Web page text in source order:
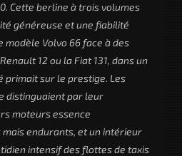
Cette berline à trois volumes
généreuse et une fiabilité
Volvo 66 face à des
12 ou la Fiat 131, dans un
primait sur le prestige. Les
distinguaient par leur
moteurs essence
endurants, et un intérieur
intensif des flottes de taxis